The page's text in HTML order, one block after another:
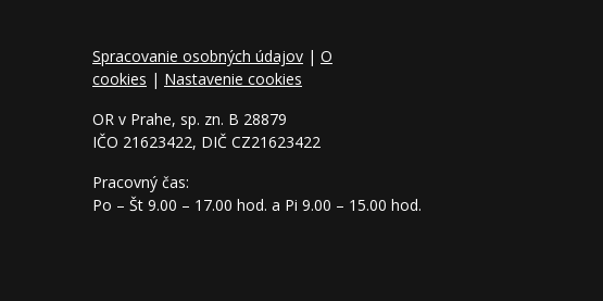
Spracovanie osobných údajov | O
cookies | Nastavenie cookies
OR v Prahe, sp. zn. B 28879
IČO 21623422, DIČ CZ21623422
Pracovný čas:
Po – Št 9.00 – 17.00 hod. a Pi 9.00 – 15.00 hod.